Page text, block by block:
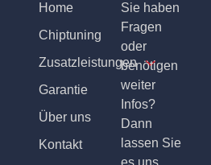
Home
Chiptuning
Zusatzleistungen
Garantie
Über uns
Kontakt
Sie haben
Fragen
oder
benötigen
weiter
Infos?
Dann
lassen Sie
es uns